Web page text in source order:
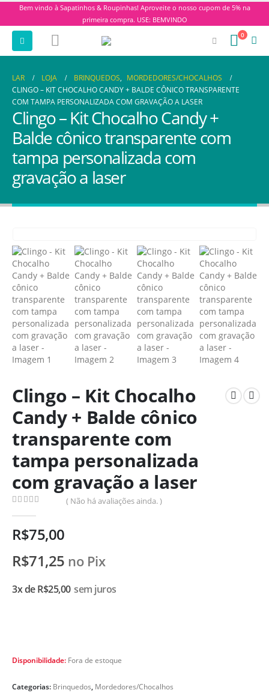
Bem vindo à Sapatinhos & Roupinhas! Aproveite o nosso cupom de 5% na
primeira compra. USE: BEMVINDO
0
LAR LOJA BRINQUEDOS, MORDEDORES/CHOCALHOS
CLINGO – KIT CHOCALHO CANDY + BALDE CÔNICO TRANSPARENTE
COM TAMPA PERSONALIZADA COM GRAVAÇÃO A LASER
Clingo – Kit Chocalho Candy +
Balde cônico transparente com
tampa personalizada com
gravação a laser
Clingo – Kit Chocalho
Candy + Balde cônico
transparente com
tampa personalizada
com gravação a laser
( Não há avaliações ainda. )
R$75,00
R$71,25 no Pix
3x deR$25,00 sem juros
Disponibilidade: Fora de estoque
Categorias: Brinquedos, Mordedores/Chocalhos